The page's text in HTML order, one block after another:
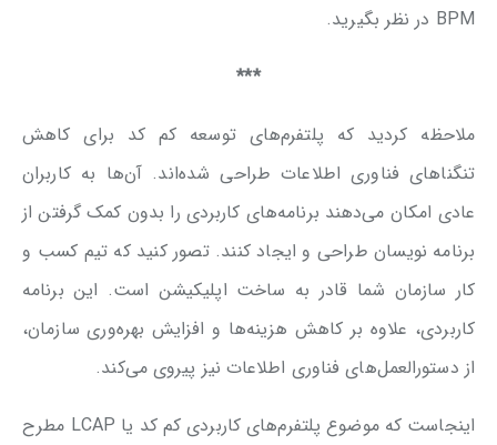
BPM در نظر بگیرید.
***
ملاحظه کردید که پلتفرم‌های توسعه کم کد برای کاهش
تنگناهای فناوری اطلاعات طراحی شده‌اند. آن‌ها به کاربران
عادی امکان می‌دهند برنامه‌های کاربردی را بدون کمک گرفتن از
برنامه نویسان طراحی و ایجاد کنند. تصور کنید که تیم کسب و
کار سازمان شما قادر به ساخت اپلیکیشن است. این برنامه‌
کاربردی، علاوه بر کاهش هزینه‌ها‌ و افزایش بهره‌وری سازمان،
از دستورالعمل‌های فناوری اطلاعات نیز پیروی می‌کند.
اینجاست که موضوع پلتفرم‌های کاربردی کم کد یا LCAP مطرح